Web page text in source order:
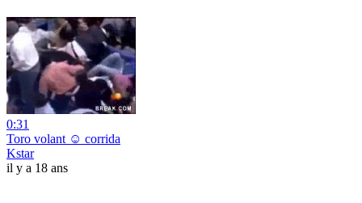
0:31
Toro volant ☺ corrida
Kstar
il y a 18 ans